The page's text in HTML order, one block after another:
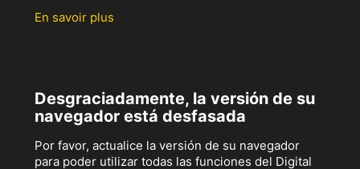
En savoir plus
Desgraciadamente, la versión de su
navegador está desfasada
Por favor, actualice la versión de su navegador
para poder utilizar todas las funciones del Digital